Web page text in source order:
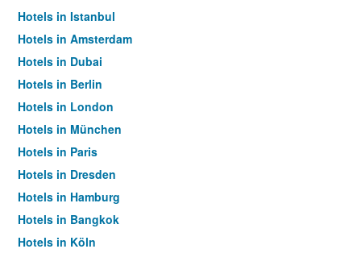
Hotels in Istanbul
Hotels in Amsterdam
Hotels in Dubai
Hotels in Berlin
Hotels in London
Hotels in München
Hotels in Paris
Hotels in Dresden
Hotels in Hamburg
Hotels in Bangkok
Hotels in Köln